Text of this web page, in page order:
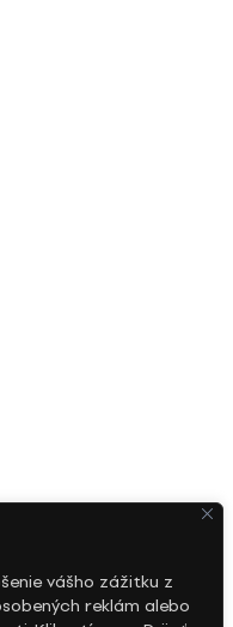
vášho zážitku z
reklám alebo